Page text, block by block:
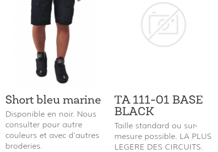
Short bleu marine
Disponible en noir. Nous
consulter pour autre
couleurs et avec d'autres
broderies.
TA 111-01 BASE
BLACK
Taille standard ou sur-
mesure possible. LA PLUS
LEGERE DES CIRCUITS.